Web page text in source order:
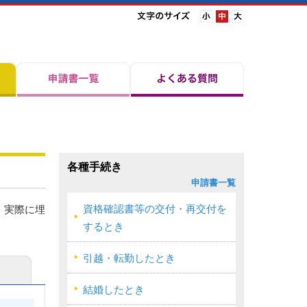
実際に埋
各種手続き
申請書一覧
資格確認書等の交付・再交付を
するとき
引越・転勤したとき
結婚したとき